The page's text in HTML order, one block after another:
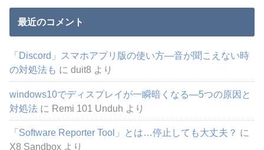
最近のコメント
「Discord」スマホアプリ版の使い方―音が聞こえない時
の対処法も にduit8 より
windows10でディスプレイが一瞬暗くなる―5つの原因と
対処法 に Remi 101 Unduh より
「Software Reporter Tool」とは…停止しても大丈夫？ に
X8 Sandbox より